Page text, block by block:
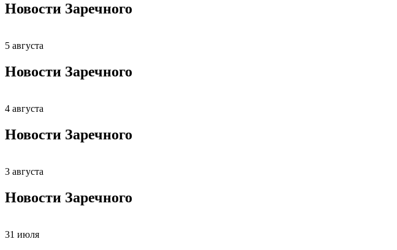
Новости Заречного
5 августа
Новости Заречного
4 августа
Новости Заречного
3 августа
Новости Заречного
31 июля